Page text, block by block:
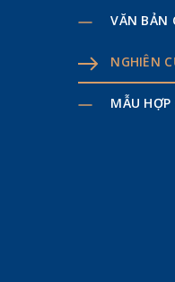
VĂN BẢN
NGHIÊN
MẪU